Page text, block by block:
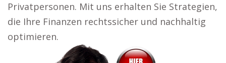
Privatpersonen. Mit uns erhalten Sie Strategien,
die Ihre Finanzen rechtssicher und nachhaltig
optimieren.